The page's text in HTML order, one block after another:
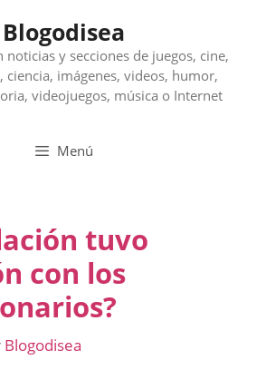
Blogodisea
noticias y secciones de juegos, cine,
ciencia, imágenes, videos, humor,
videojuegos, música o Internet
Menú
tuvo
con los
Blogodisea